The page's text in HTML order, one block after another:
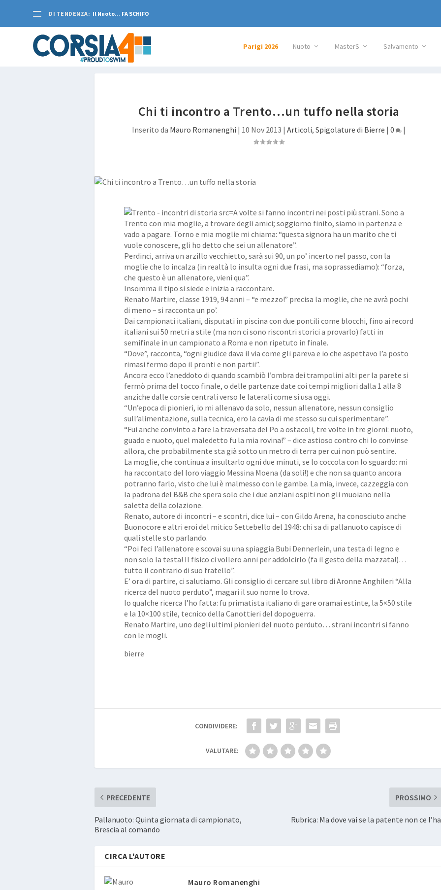
DI TENDENZA: Il Nuoto… FA SCHIFO
Parigi 2026 Nuoto MasterS Salvamento
Chi ti incontro a Trento…un tuffo nella storia
Inserito da Mauro Romanenghi | 10 Nov 2013 | Articoli, Spigolature di Bierre | 0 |
A volte si fanno incontri nei posti più strani. Sono a
Trento con mia moglie, a trovare degli amici; soggiorno finito, siamo in partenza e
vado a pagare. Torno e mia moglie mi chiama: “questa signora ha un marito che ti
vuole conoscere, gli ho detto che sei un allenatore”.
Perdinci, arriva un arzillo vecchietto, sarà sui 90, un po’ incerto nel passo, con la
moglie che lo incalza (in realtà lo insulta ogni due frasi, ma soprassediamo): “forza,
che questo è un allenatore, vieni qua”.
Insomma il tipo si siede e inizia a raccontare.
Renato Martire, classe 1919, 94 anni – “e mezzo!” precisa la moglie, che ne avrà pochi
di meno – si racconta un po’.
Dai campionati italiani, disputati in piscina con due pontili come blocchi, fino ai record
italiani sui 50 metri a stile (ma non ci sono riscontri storici a provarlo) fatti in
semifinale in un campionato a Roma e non ripetuto in finale.
“Dove”, racconta, “ogni giudice dava il via come gli pareva e io che aspettavo l’a posto
rimasi fermo dopo il pronti e non partii”.
Ancora ecco l’aneddoto di quando scambiò l’ombra dei trampolini alti per la parete si
fermò prima del tocco finale, o delle partenze date coi tempi migliori dalla 1 alla 8
anziche dalle corsie centrali verso le laterali come si usa oggi.
“Un’epoca di pionieri, io mi allenavo da solo, nessun allenatore, nessun consiglio
sull’alimentazione, sulla tecnica, ero la cavia di me stesso su cui sperimentare”.
“Fui anche convinto a fare la traversata del Po a ostacoli, tre volte in tre giorni: nuoto,
guado e nuoto, quel maledetto fu la mia rovina!” – dice astioso contro chi lo convinse
allora, che probabilmente sta già sotto un metro di terra per cui non può sentire.
La moglie, che continua a insultarlo ogni due minuti, se lo coccola con lo sguardo: mi
ha raccontato del loro viaggio Messina Moena (da soli!) e che non sa quanto ancora
potranno farlo, visto che lui è malmesso con le gambe. La mia, invece, cazzeggia con
la padrona del B&B che spera solo che i due anziani ospiti non gli muoiano nella
saletta della colazione.
Renato, autore di incontri – e scontri, dice lui – con Gildo Arena, ha conosciuto anche
Buonocore e altri eroi del mitico Settebello del 1948: chi sa di pallanuoto capisce di
quali stelle sto parlando.
“Poi feci l’allenatore e scovai su una spiaggia Bubi Dennerlein, una testa di legno e
non solo la testa! Il fisico ci vollero anni per addolcirlo (fa il gesto della mazzata!)…
tutto il contrario di suo fratello”.
E’ ora di partire, ci salutiamo. Gli consiglio di cercare sul libro di Aronne Anghileri “Alla
ricerca del nuoto perduto”, magari il suo nome lo trova.
Io qualche ricerca l’ho fatta: fu primatista italiano di gare oramai estinte, la 5×50 stile
e la 10×100 stile, tecnico della Canottieri del dopoguerra.
Renato Martire, uno degli ultimi pionieri del nuoto perduto… strani incontri si fanno
con le mogli.
bierre
CONDIVIDERE:
VALUTARE:
PRECEDENTE
Pallanuoto: Quinta giornata di campionato,
Brescia al comando
PROSSIMO
Rubrica: Ma dove vai se la patente non ce
CIRCA L'AUTORE
Mauro Romanenghi